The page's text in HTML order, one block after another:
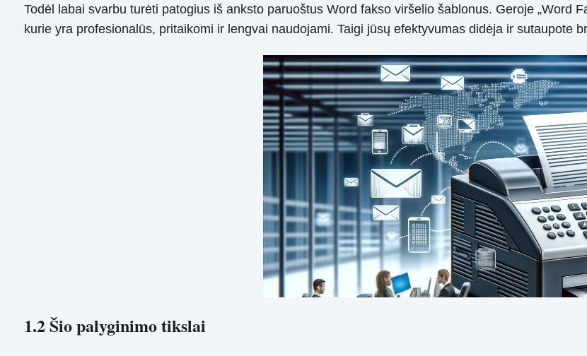
Todėl labai svarbu turėti patogius iš anksto paruoštus Word fakso viršelio šablonus. Geroje „Word
kurie yra profesionalūs, pritaikomi ir lengvai naudojami. Taigi jūsų efektyvumas didėja ir sutaupote
1.2 Šio palyginimo tikslai